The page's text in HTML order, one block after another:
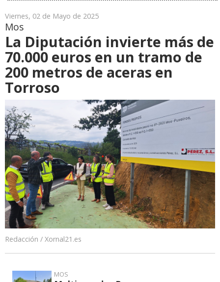
Viernes, 02 de Mayo de 2025
Mos
La Diputación invierte más de
70.000 euros en un tramo de
200 metros de aceras en
Torroso
Redacción / Xornal21.es
MOS